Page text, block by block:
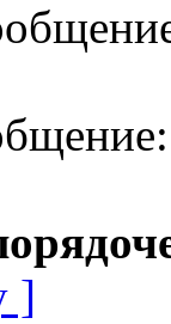
]